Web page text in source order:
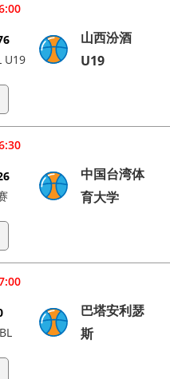
U19
山西汾酒
U19
中国台湾体
育大学
巴塔安利瑟
斯